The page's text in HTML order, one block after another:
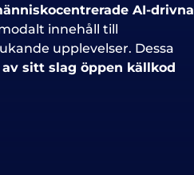
AI-drivna
innehåll till
upplevelser. Dessa
sitt slag öppen källkod